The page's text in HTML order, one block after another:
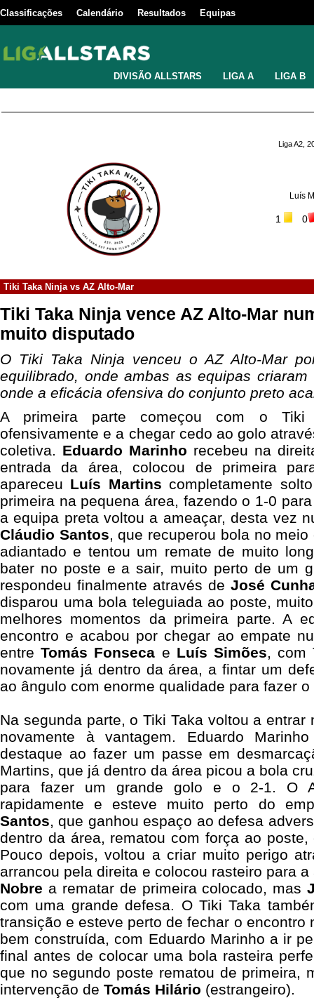
Classificações Calendário Resultados Equipas
DIVISÃO ALLSTARS LIGA A LIGA B
Liga A2,
Luís
1 0
Tiki Taka Ninjavs AZ Alto-Mar
Tiki Taka Ninja vence AZ Alto-Mar
muito disputado
O Tiki Taka Ninja venceu o AZ Alto-Mar
equilibrado, onde ambas as equipas
onde a eficácia ofensiva do conjunto preto
A primeira parte começou com o Tiki
ofensivamente e a chegar cedo ao golo
coletiva. Eduardo Marinho recebeu na
entrada da área, colocou de primeira
apareceu Luís Martins completamente
primeira na pequena área, fazendo o 1-0
a equipa preta voltou a ameaçar, desta vez
Cláudio Santos, que recuperou bola no
adiantado e tentou um remate de muito
bater no poste e a sair, muito perto de um
respondeu finalmente através de José
disparou uma bola teleguiada ao poste,
melhores momentos da primeira parte. A
encontro e acabou por chegar ao empate
entreTomás Fonseca e Luís Simões, com
novamente já dentro da área, a fintar um
ao ângulo com enorme qualidade para fazer o
Na segunda parte, o Tiki Taka voltou a entrar
novamente à vantagem. Eduardo
destaque ao fazer um passe em
Martins, que já dentro da área picou a bola
para fazer um grande golo e o 2-1. O
rapidamente e esteve muito perto do
Santos, que ganhou espaço ao defesa
dentro da área, rematou com força ao
Pouco depois, voltou a criar muito perigo
arrancou pela direita e colocou rasteiro para
Nobre a rematar de primeira colocado, mas
com uma grande defesa. O Tiki Taka
transição e esteve perto de fechar o encontro
bem construída, com Eduardo Marinho a ir
final antes de colocar uma bola rasteira
que no segundo poste rematou de primeira,
intervenção de Tomás Hilário (estrangeiro).